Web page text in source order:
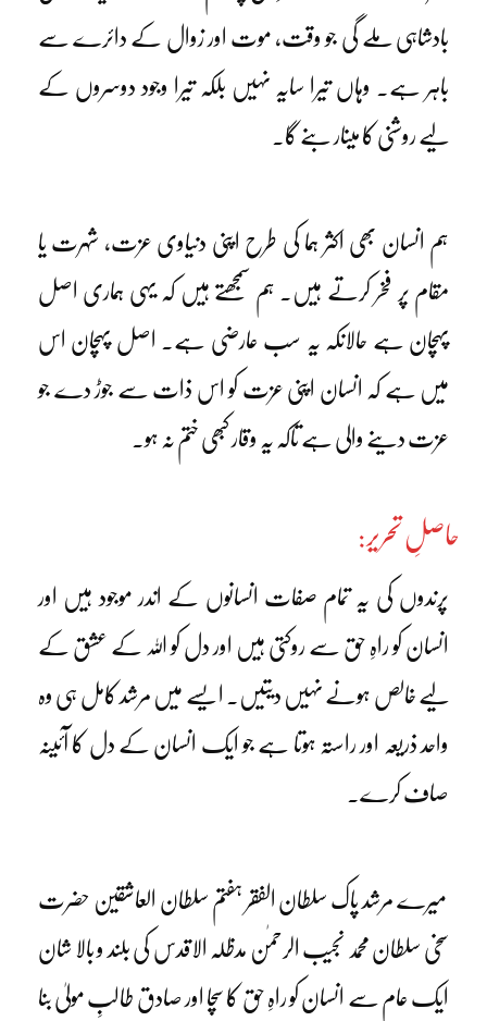
بادشاہی ملے گی جو وقت، موت اور زوال کے دائرے سے
باہر ہے۔ وہاں تیرا سایہ نہیں بلکہ تیرا وجود دوسروں کے
لیے روشنی کا مینار بنے گا۔
ہم انسان بھی اکثر ہما کی طرح اپنی دنیاوی عزت، شہرت یا
مقام پر فخر کرتے ہیں۔ ہم سمجھتے ہیں کہ یہی ہماری اصل
پہچان ہے حالانکہ یہ سب عارضی ہے۔ اصل پہچان اس
میں ہے کہ انسان اپنی عزت کو اس ذات سے جوڑ دے جو
عزت دینے والی ہے تاکہ یہ وقار کبھی ختم نہ ہو۔
حاصلِ تحریر:
پرندوں کی یہ تمام صفات انسانوں کے اندر موجود ہیں اور
انسان کو راہِ حق سے روکتی ہیں اور دل کو اللہ کے عشق کے
لیے خالص ہونے نہیں دیتیں۔ ایسے میں مرشد کامل ہی وہ
واحد ذریعہ اور راستہ ہوتا ہے جو ایک انسان کے دل کا آئینہ
صاف کرے۔
میرے مرشد پاک سلطان الفقر ہفتم سلطان العاشقین حضرت
سخی سلطان محمد نجیب الرحمٰن مدظلہ الاقدس کی بلند و بالا شان
ایک عام سے انسان کو راہِ حق کا سچا اور صادق طالبِ مولیٰ بنا